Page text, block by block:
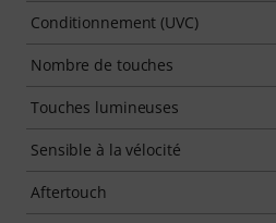
Conditionnement (UVC)
Nombre de touches
Touches lumineuses
Sensible à la vélocité
Aftertouch